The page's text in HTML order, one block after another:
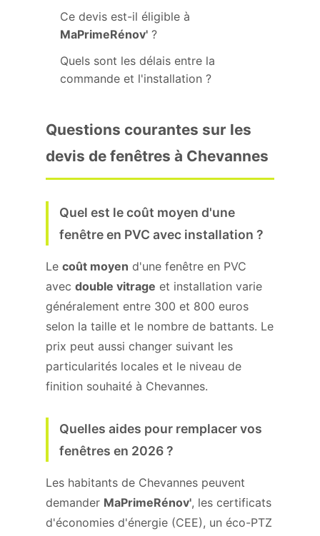
Ce devis est-il éligible à
MaPrimeRénov' ?
Quels sont les délais entre la
commande et l'installation ?
Questions courantes sur les
devis de fenêtres à Chevannes
Quel est le coût moyen d'une
fenêtre en PVC avec installation ?
Le coût moyen d'une fenêtre en PVC
avec double vitrage et installation varie
généralement entre 300 et 800 euros
selon la taille et le nombre de battants. Le
prix peut aussi changer suivant les
particularités locales et le niveau de
finition souhaité à Chevannes.
Quelles aides pour remplacer vos
fenêtres en 2026 ?
Les habitants de Chevannes peuvent
demander MaPrimeRénov', les certificats
d'économies d'énergie (CEE), un éco-PTZ